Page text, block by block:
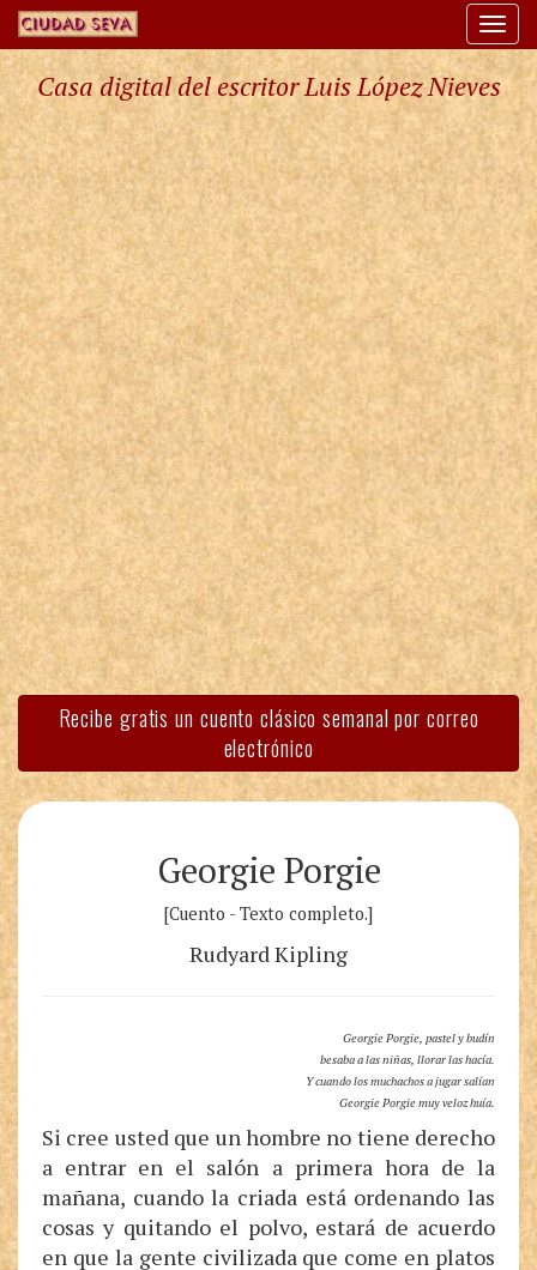
Casa digital del escritor Luis López Nieves
Recibe gratis un cuento clásico semanal por correo
electrónico
Georgie Porgie
[Cuento - Texto completo.]
Rudyard Kipling
Georgie Porgie, pastel y budín
besaba a las niñas, llorar las hacía.
Y cuando los muchachos a jugar salían
Georgie Porgie muy veloz huía.
Si cree usted que un hombre no tiene derecho
a entrar en el salón a primera hora de la
mañana, cuando la criada está ordenando las
cosas y quitando el polvo, estará de acuerdo
en que la gente civilizada que come en platos